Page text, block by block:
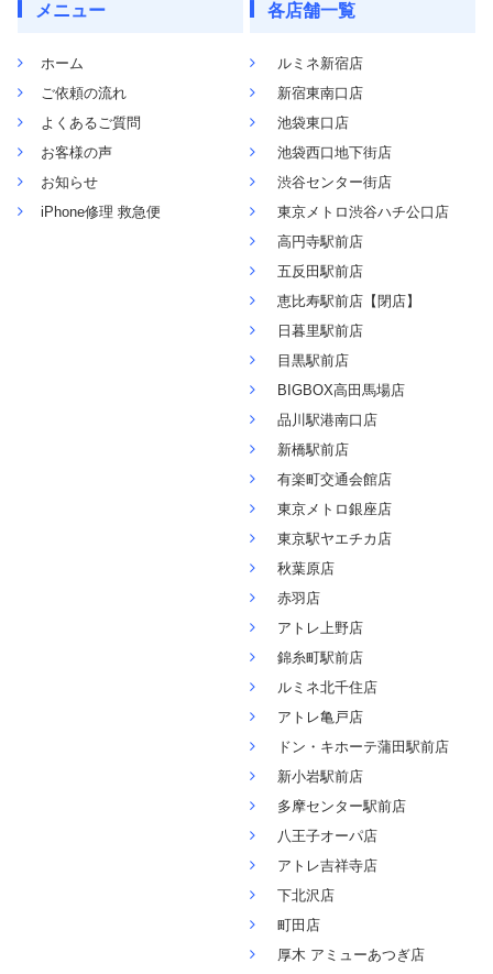
メニュー
ホーム
ご依頼の流れ
よくあるご質問
お客様の声
お知らせ
iPhone修理 救急便
各店舗一覧
ルミネ新宿店
新宿東南口店
池袋東口店
池袋西口地下街店
渋谷センター街店
東京メトロ渋谷ハチ公口店
高円寺駅前店
五反田駅前店
恵比寿駅前店【閉店】
日暮里駅前店
目黒駅前店
BIGBOX高田馬場店
品川駅港南口店
新橋駅前店
有楽町交通会館店
東京メトロ銀座店
東京駅ヤエチカ店
秋葉原店
赤羽店
アトレ上野店
錦糸町駅前店
ルミネ北千住店
アトレ亀戸店
ドン・キホーテ蒲田駅前店
新小岩駅前店
多摩センター駅前店
八王子オーパ店
アトレ吉祥寺店
下北沢店
町田店
厚木 アミューあつぎ店